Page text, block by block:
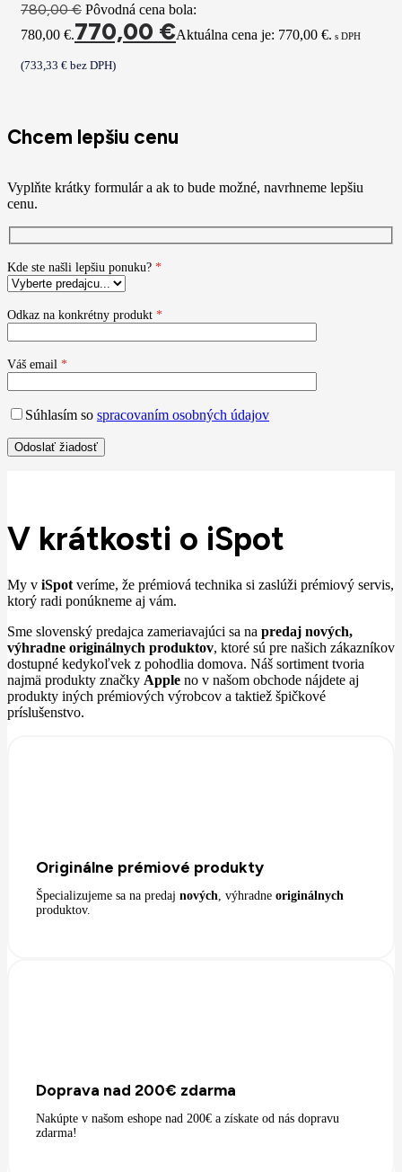
780,00€ Pôvodná cena bola:
780,00 €.770,00 €Aktuálna cena je: 770,00 €. s DPH
(733,33 € bez DPH)
Chcem lepšiu cenu
Vyplňte krátky formulár a ak to bude možné, navrhneme lepšiu
cenu.
Kde ste našli lepšiu ponuku? *
Odkaz na konkrétny produkt *
Váš email *
Súhlasím so spracovaním osobných údajov
V krátkosti o iSpot
My v iSpot veríme, že prémiová technika si zaslúži prémiový servis,
ktorý radi ponúkneme aj vám.
Sme slovenský predajca zameriavajúci sa na predaj nových,
výhradne originálnych produktov, ktoré sú pre našich zákazníkov
dostupné kedykoľvek z pohodlia domova. Náš sortiment tvoria
najmä produkty značky Apple no v našom obchode nájdete aj
produkty iných prémiových výrobcov a taktiež špičkové
príslušenstvo.
Originálne prémiové produkty
Špecializujeme sa na predaj nových , výhradne originálnych
produktov.
Doprava nad 200€ zdarma
Nakúpte v našom eshope nad 200€ a získate od nás dopravu
zdarma!